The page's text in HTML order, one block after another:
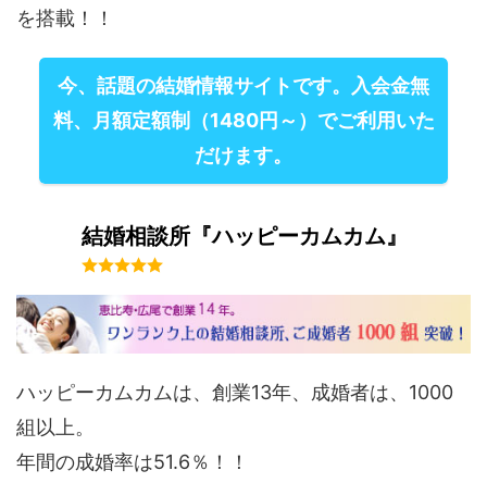
を搭載！！
今、話題の結婚情報サイトです。入会金無
料、月額定額制（1480円～）でご利用いた
だけます。
結婚相談所『ハッピーカムカム』
ハッピーカムカムは、創業13年、成婚者は、1000
組以上。
年間の成婚率は51.6％！！